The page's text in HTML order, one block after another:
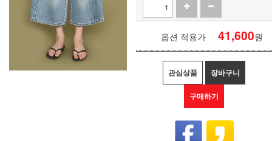
옵션 적용가 41,600원
관심상품 장바구니
구매하기